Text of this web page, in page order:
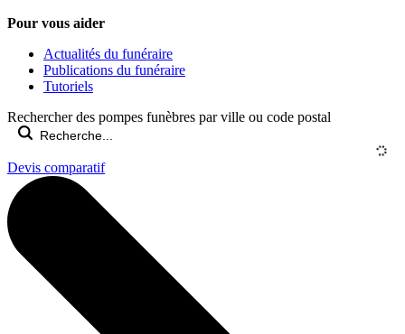
Pour vous aider
Actualités du funéraire
Publications du funéraire
Tutoriels
Rechercher des pompes funèbres par ville ou code postal
Devis comparatif